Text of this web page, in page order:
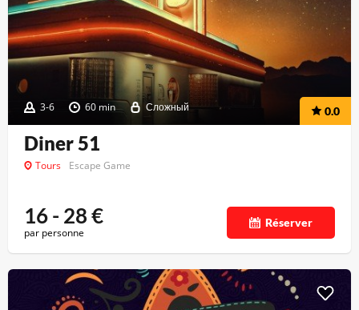
3-6 60 min Сложный 0.0
Diner 51
Tours Escape Game
16 - 28€
par personne
Réserver